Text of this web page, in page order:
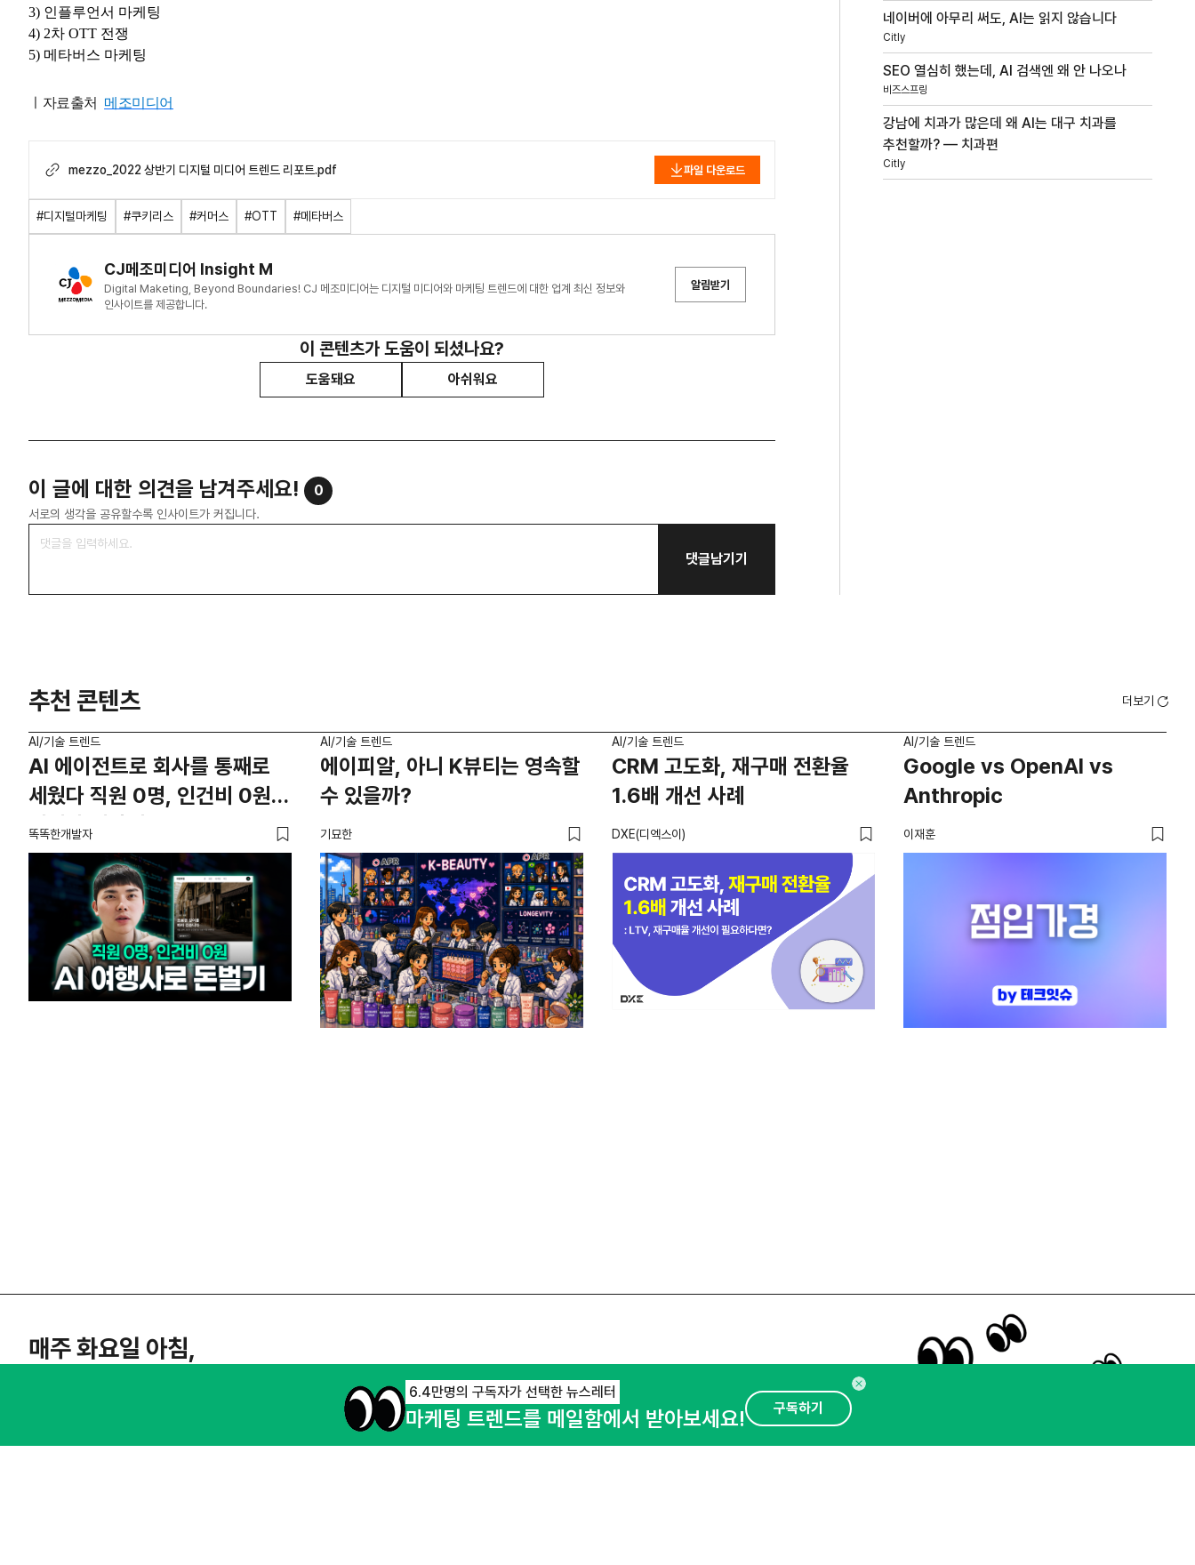
3) 인플루언서 마케팅
4) 2차 OTT 전쟁
5) 메타버스 마케팅
ㅣ자료출처 메조미디어
mezzo_2022 상반기 디지털 미디어 트렌드 리포트.pdf 파일 다운로드
#디지털마케팅 #쿠키리스 #커머스 #OTT #메타버스
CJ메조미디어 Insight M
Digital Maketing, Beyond Boundaries! CJ 메조미디어는 디지털 미디어와 마케팅 트렌드에 대한 업계 최신 정보와
인사이트를 제공합니다.
알림받기
이 콘텐츠가 도움이 되셨나요?
도움돼요 아쉬워요
이 글에 대한 의견을 남겨주세요! 0
서로의 생각을 공유할수록 인사이트가 커집니다.
댓글남기기
네이버에 아무리 써도, AI는 읽지 않습니다
Citly
SEO 열심히 했는데, AI 검색엔 왜 안 나오나
비즈스프링
강남에 치과가 많은데 왜 AI는 대구 치과를
추천할까? — 치과편
Citly
추천 콘텐츠 더보기
AI/기술 트렌드
AI 에이전트로 회사를 통째로
세웠다 직원 0명, 인건비 0원의
여행사 제작기
똑똑한개발자
AI/기술 트렌드
에이피알, 아니 K뷰티는 영속할
수 있을까?
기묘한
AI/기술 트렌드
CRM 고도화, 재구매 전환율
1.6배 개선 사례
DXE(디엑스이)
AI/기술 트렌드
Google vs OpenAI vs
Anthropic
이재훈
매주 화요일 아침,
6.4만명의 구독자가 선택한 뉴스레터
마케팅 트렌드를 메일함에서 받아보세요! 구독하기